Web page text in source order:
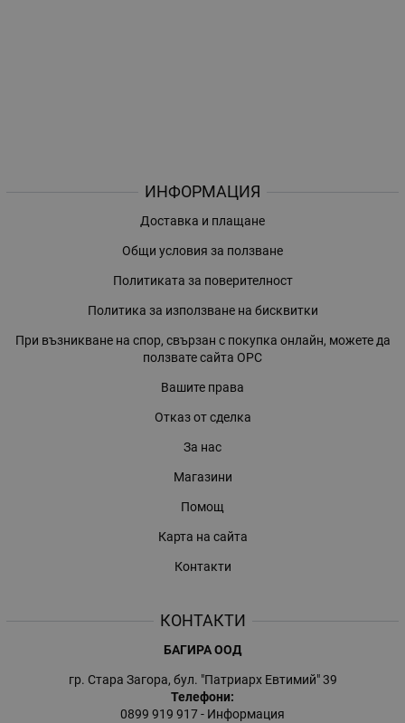
ИНФОРМАЦИЯ
Доставка и плащане
Общи условия за ползване
Политиката за поверителност
Политика за използване на бисквитки
При възникване на спор, свързан с покупка онлайн, можете да
ползвате сайта ОРС
Вашите права
Отказ от сделка
За нас
Магазини
Помощ
Карта на сайта
Контакти
КОНТАКТИ
БАГИРА ООД
гр. Стара Загора, бул. "Патриарх Евтимий" 39
Телефони:
0899 919 917- Информация